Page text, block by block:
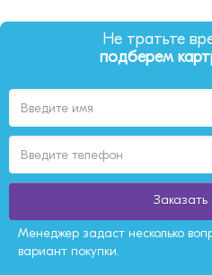
Не тратьте
подберем
Заказать
Менеджер задаст несколько
вариант покупки.